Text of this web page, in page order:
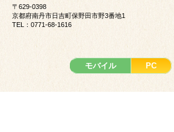
〒629-0398
京都府南丹市日吉町保野田市野3番地1
TEL：0771-68-1616
モバイル PC